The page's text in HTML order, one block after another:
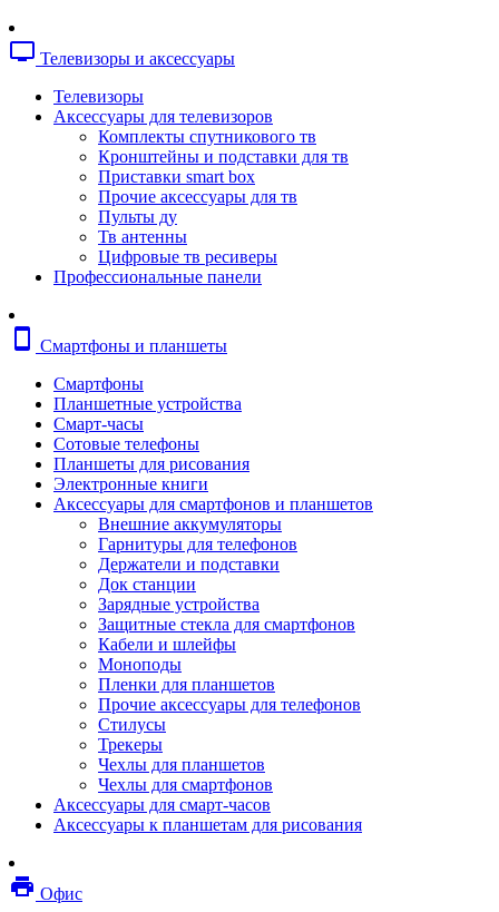
Телефония
Рации
Консоли для мини-атс
Системные телефоны
Телефоны
Телефоны dect
Торговое оборудование
Детектор валют
Счетчики банкнот
Калькуляторы
Мебель
Стулья и кресла
Столы
Мебельные аксессуары
Аксессуары для кресел
Вешалки
Коврики защитные
Эргономика
Опции для устройств печати, копирования и
сканирования
Сетевое оборудование
Маршрутизаторы
Модемы
Точки доступа
Сетевые адаптеры
Коммутаторы
Расширители беспроводной сети
Wi-fi антенны
Инструмент
Кабель
Монтажные компоненты
tv Телевизоры и аксессуары
Телевизоры
Аксессуары для телевизоров
Комплекты спутникового тв
Кронштейны и подставки для тв
Приставки smart box
Прочие аксессуары для тв
Пульты ду
Тв антенны
Цифровые тв ресиверы
Профессиональные панели
smartphone
Смартфоны и планшеты
Смартфоны
Планшетные устройства
Смарт-часы
Сотовые телефоны
Планшеты для рисования
Электронные книги
Аксессуары для смартфонов и планшетов
Внешние аккумуляторы
Гарнитуры для телефонов
Держатели и подставки
Док станции
Зарядные устройства
Защитные стекла для смартфонов
Кабели и шлейфы
Моноподы
Пленки для планшетов
Прочие аксессуары для телефонов
Стилусы
Трекеры
Чехлы для планшетов
Чехлы для смартфонов
Аксессуары для смарт-часов
Аксессуары к планшетам для рисования
local_printshop Офис